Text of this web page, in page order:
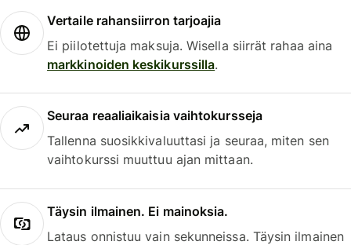
Vertaile rahansiirron tarjoajia
Ei piilotettuja maksuja. Wisella siirrät rahaa aina
markkinoiden keskikurssilla.
Seuraa reaaliaikaisia vaihtokursseja
Tallenna suosikkivaluuttasi ja seuraa, miten sen
vaihtokurssi muuttuu ajan mittaan.
Täysin ilmainen. Ei mainoksia.
Lataus onnistuu vain sekunneissa. Täysin ilmainen